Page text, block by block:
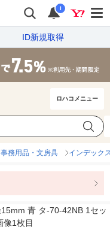
i
ID新規取得
ロハコメニュー
事務用品・文房具 インデック